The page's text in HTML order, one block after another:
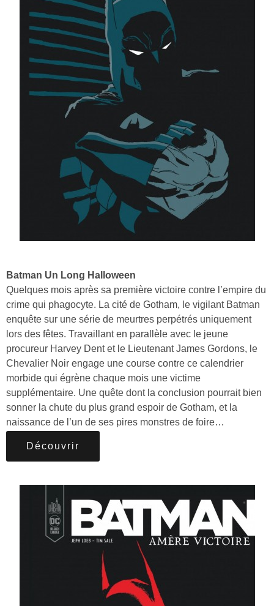
Batman Un Long Halloween
Quelques mois après sa première victoire contre l’empire du
crime qui phagocyte. La cité de Gotham, le vigilant Batman
enquête sur une série de meurtres perpétrés uniquement
lors des fêtes. Travaillant en parallèle avec le jeune
procureur Harvey Dent et le Lieutenant James Gordons, le
Chevalier Noir engage une course contre ce calendrier
morbide qui égrène chaque mois une victime
supplémentaire. Une quête dont la conclusion pourrait bien
sonner la chute du plus grand espoir de Gotham, et la
naissance de l’un de ses pires monstres de foire…
Découvrir